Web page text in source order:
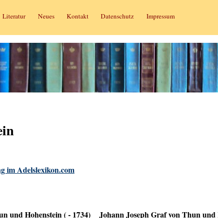
Literatur Neues Kontakt Datenschutz Impressum
im Adelslexikon.com
und Hohenstein ( - 1734) Johann Joseph Graf von Thun